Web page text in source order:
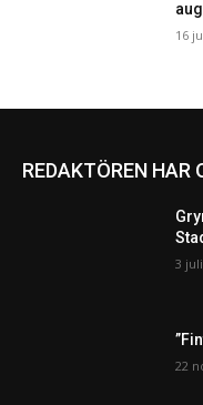
16
REDAKTÖREN HAR
3
22